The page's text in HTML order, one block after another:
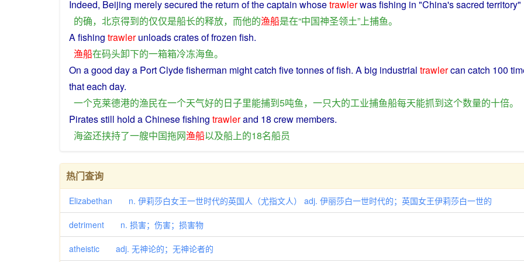
Indeed, Beijing merelysecured the return of thecaptain whosetrawlerwasfishing in "China'ssacred territory"
的确， 北京得到的仅仅是船长的释放， 而他的渔船是在“中国神圣领土”上捕鱼。
Afishing trawlerunloadscratesoffrozen fish.
渔船在码头卸下的一箱箱冷冻海鱼。
On agood daya PortClydefisherman mightcatch fivetonnesoffish. Abig industrial trawlercan catch 100
thateach day.
一个克莱德港的渔民在一个天气好的日子里能捕到5吨鱼， 一只大的工业捕鱼船每天能抓到这个数量的十倍。
Piratesstill hold aChinesefishing trawlerand 18 crew members.
海盗还挟持了一艘中国拖网渔船以及船上的18名船员
热门查询
Elizabethan n. 伊莉莎白女王一世时代的英国人（尤指文人） adj. 伊丽莎白一世时代的；英国女王伊莉莎白一世的
detriment n. 损害；伤害；损害物
atheistic adj. 无神论的；无神论者的